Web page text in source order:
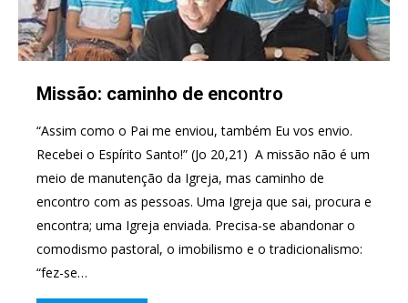
Missão: caminho de encontro
“Assim como o Pai me enviou, também Eu vos envio.
Recebei o Espírito Santo!” (Jo 20,21) ​ A missão não é um
meio de manutenção da Igreja, mas caminho de
encontro com as pessoas. Uma Igreja que sai, procura e
encontra; uma Igreja enviada. Precisa-se abandonar o
comodismo pastoral, o imobilismo e o tradicionalismo:
“fez-se…